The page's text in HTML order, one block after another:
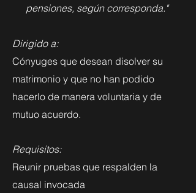
pensiones, según corresponda."
Dirigido a:
Cónyuges que desean disolver su
matrimonio y que no han podido
hacerlo de manera voluntaria y de
mutuo acuerdo.
Requisitos:
Reunir pruebas que respalden la
causal invocada